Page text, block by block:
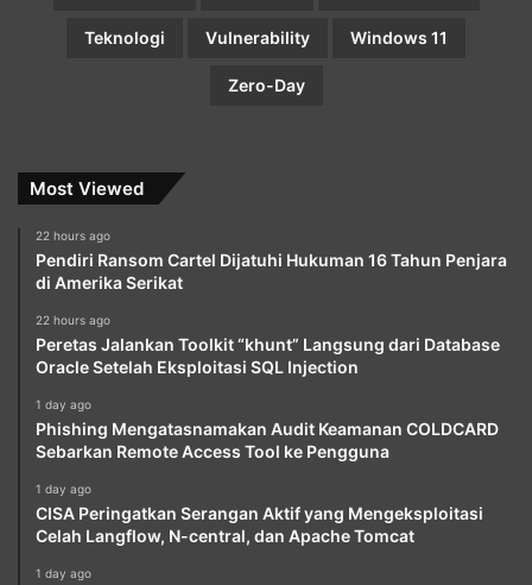
Teknologi Vulnerability Windows 11
Zero-Day
Most Viewed
22 hours ago
Pendiri Ransom Cartel Dijatuhi Hukuman 16 Tahun Penjara
di Amerika Serikat
22 hours ago
Peretas Jalankan Toolkit “khunt” Langsung dari Database
Oracle Setelah Eksploitasi SQL Injection
1 day ago
Phishing Mengatasnamakan Audit Keamanan COLDCARD
Sebarkan Remote Access Tool ke Pengguna
1 day ago
CISA Peringatkan Serangan Aktif yang Mengeksploitasi
Celah Langflow, N-central, dan Apache Tomcat
1 day ago